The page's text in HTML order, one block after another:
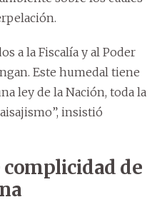
a la Fiscalía y al Poder
Este humedal tiene
ley de la Nación, toda la
insistió
de